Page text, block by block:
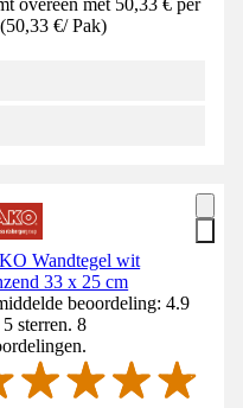
(50,33 €/ Pak)
Wandtegel wit
33 x 25 cm
beoordeling: 4.9
sterren. 8